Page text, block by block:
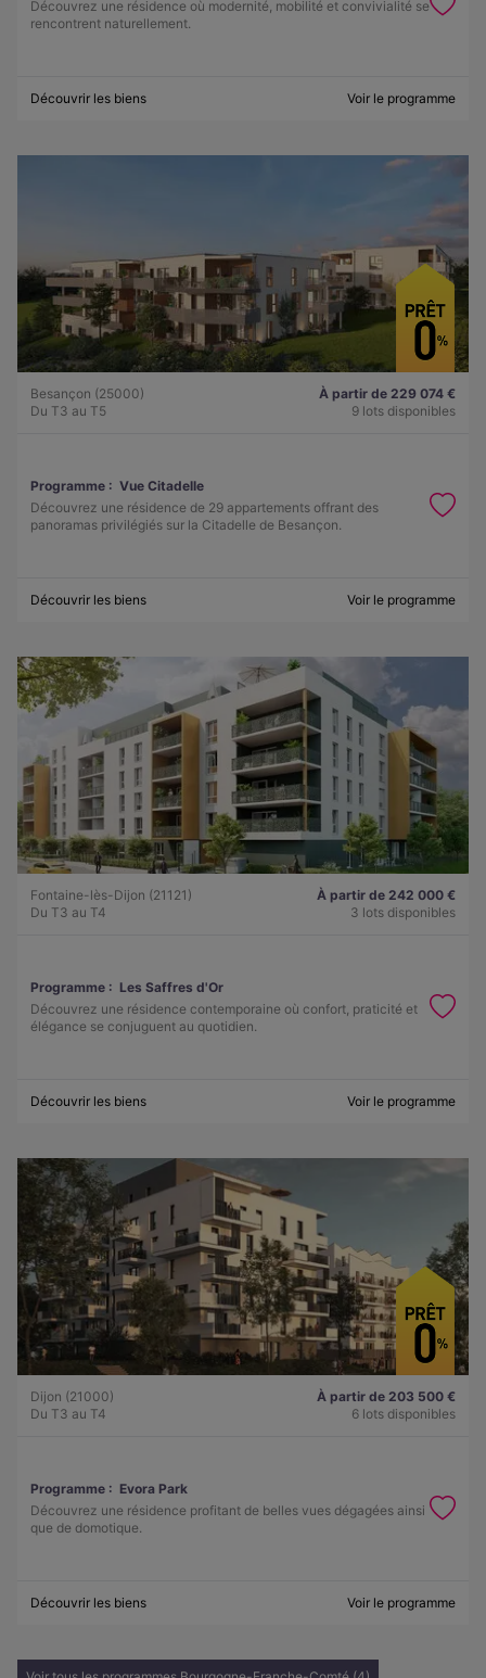
Découvrez une résidence où modernité, mobilité et convivialité se
rencontrent naturellement.
Découvrir les biens Voir le programme
Besançon (25000)
Du T3 au T5
À partir de 229 074 €
9 lots disponibles
Programme : Vue Citadelle
Découvrez une résidence de 29 appartements offrant des
panoramas privilégiés sur la Citadelle de Besançon.
Découvrir les biens Voir le programme
Fontaine-lès-Dijon (21121)
Du T3 au T4
À partir de 242 000 €
3 lots disponibles
Programme : Les Saffres d'Or
Découvrez une résidence contemporaine où confort, praticité et
élégance se conjuguent au quotidien.
Découvrir les biens Voir le programme
Dijon (21000)
Du T3 au T4
À partir de 203 500 €
6 lots disponibles
Programme : Evora Park
Découvrez une résidence profitant de belles vues dégagées ainsi
que de domotique.
Découvrir les biens Voir le programme